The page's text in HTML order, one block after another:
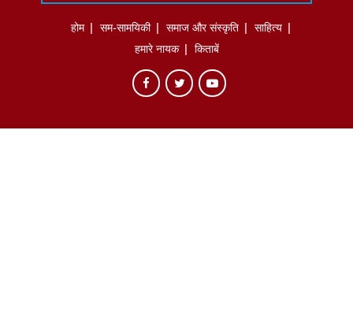
होम सम-सामयिकी समाज और संस्कृति
साहित्‍य
हमारे नायक
किताबें